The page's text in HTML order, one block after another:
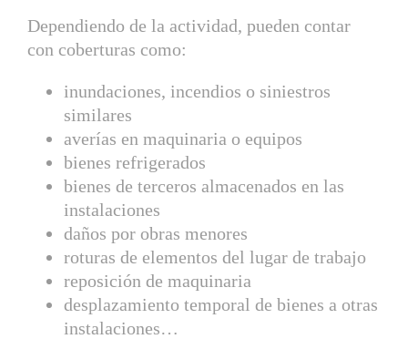
Dependiendo de la actividad, pueden contar
con coberturas como:
inundaciones, incendios o siniestros
similares
averías en maquinaria o equipos
bienes refrigerados
bienes de terceros almacenados en las
instalaciones
daños por obras menores
roturas de elementos del lugar de trabajo
reposición de maquinaria
desplazamiento temporal de bienes a otras
instalaciones…